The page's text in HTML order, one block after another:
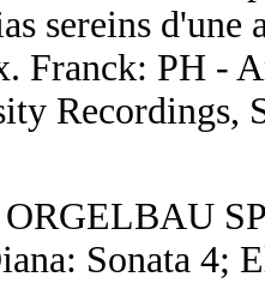
sereins
Franck: PH -
Recordings,
Sonata 4;